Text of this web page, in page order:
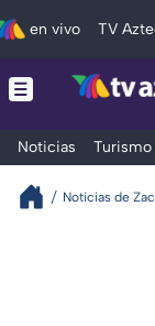
en vivo TV
Noticias Turismo
Noticias de